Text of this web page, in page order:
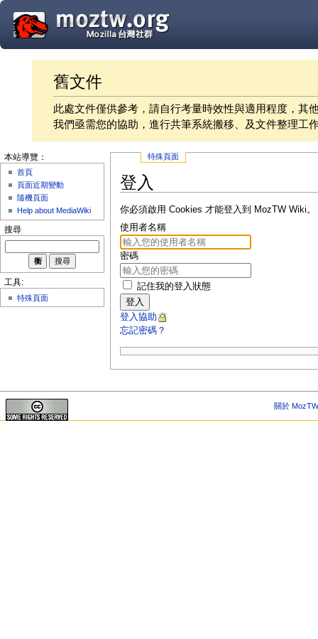
舊文件
此處文件僅供參考，請自行考量時效性與適用程度，其
我們亟需您的協助，進行共筆系統搬移、及文件整理工
特殊頁面
登入
你必須啟用 Cookies 才能登入到 MozTW Wiki。
使用者名稱
密碼
記住我的登入狀態
登入
登入協助
忘記密碼？
本站導覽：
首頁
頁面近期變動
隨機頁面
Help about MediaWiki
搜尋
工具:
特殊頁面
關於